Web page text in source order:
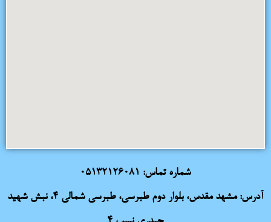
شماره تماس: 05132126081
آدرس: مشهد مقدس، بلوار دوم طبرسی، طبرسی شمالی 4، نبش شهید